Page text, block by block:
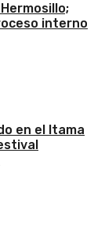
interno
en el Itama